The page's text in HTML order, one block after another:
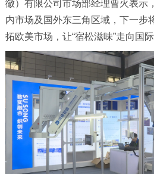
徽）有限公司市场部经理曹火表示
内市场及国外东三角区域，下一步
拓欧美市场，让“宿松滋味”走向国际